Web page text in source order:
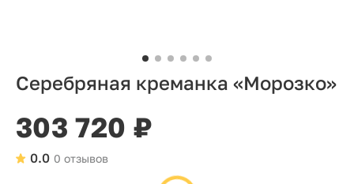
Серебряная креманка «Морозко»
303 720 ₽
0 отзывов
0.0